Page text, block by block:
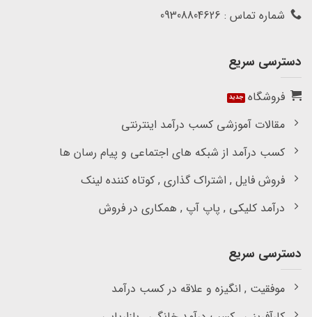
شماره تماس : 09308804626
دسترسی سریع
فروشگاه
مقالات آموزشی کسب درآمد اینترنتی
کسب درآمد از شبکه های اجتماعی و پیام رسان ها
فروش فایل , اشتراک گذاری , کوتاه کننده لینک
درآمد کلیکی , پاپ آپ , همکاری در فروش
دسترسی سریع
موفقیت , انگیزه و علاقه در کسب درآمد